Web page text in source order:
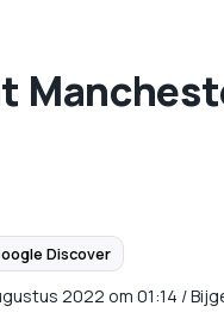
Discover
2022 om 01:14 /